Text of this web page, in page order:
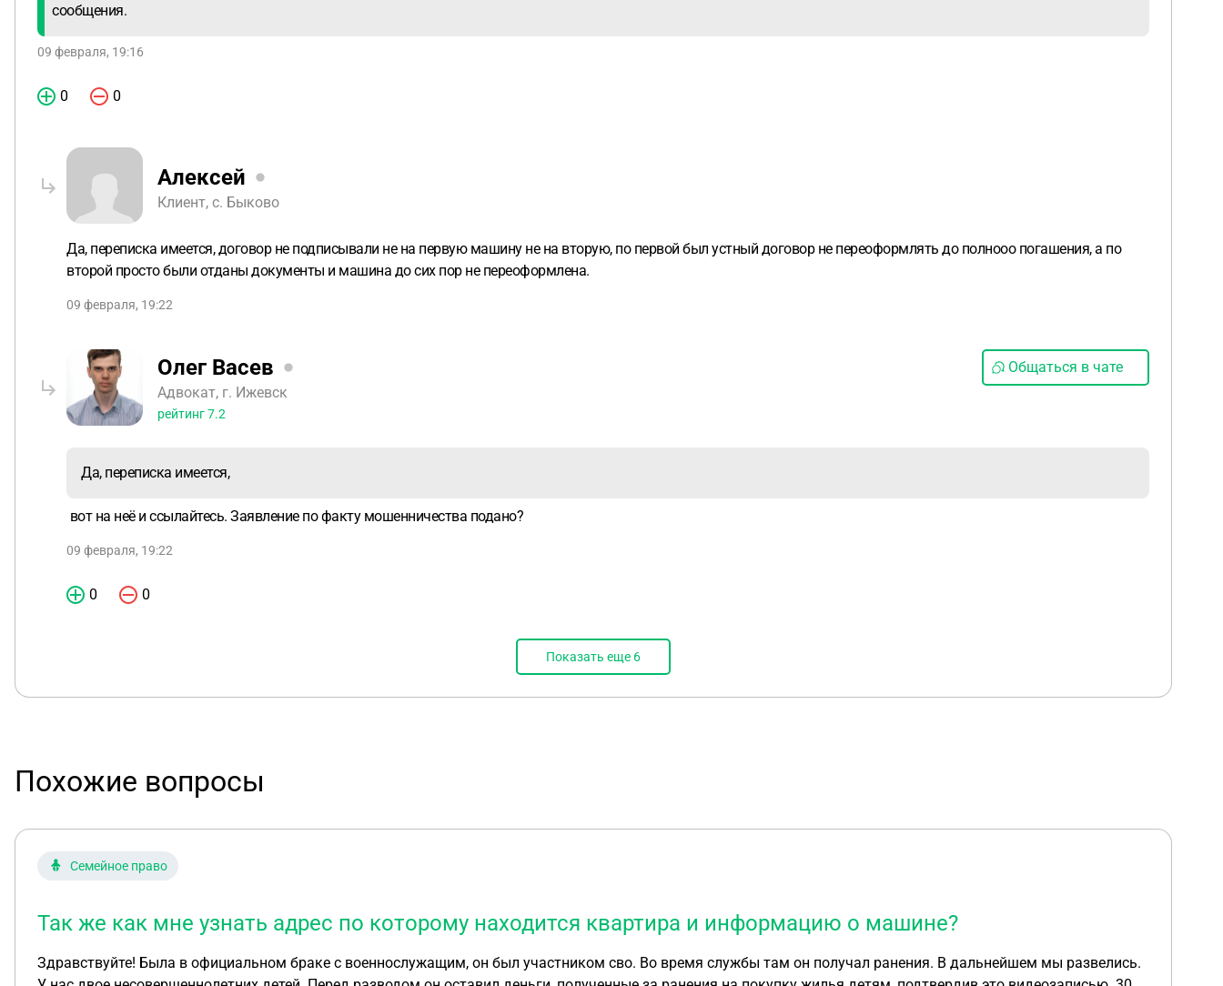
сообщения.
09 февраля, 19:16
0 0
Алексей
Клиент, с. Быково
Да, переписка имеется, договор не подписывали не на первую машину не на вторую, по первой был устный договор не переоформлять до полнооо погашения, а по
второй просто были отданы документы и машина до сих пор не переоформлена.
09 февраля, 19:22
Олег Васев
Адвокат, г. Ижевск
рейтинг7.2
Общаться в чате
Да, переписка имеется,
вот на неё и ссылайтесь. Заявление по факту мошенничества подано?
09 февраля, 19:22
0 0
Показать еще 6
Похожие вопросы
Семейное право
Так же как мне узнать адрес по которому находится квартира и информацию о машине?
Здравствуйте! Была в официальном браке с военнослужащим, он был участником сво. Во время службы там он получал ранения. В дальнейшем мы развелись.